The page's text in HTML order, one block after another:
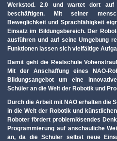
Werkstod. 2.0 und wartet dort
beschäftigen. Mit seiner
Beweglichkeit und Sprachfähigkeit
Einsatz im Bildungsbereich. Der
ausführen und auf seine Umgebung
Funktionen lassen sich vielfältige
Damit geht die Realschule
Mit der Anschaffung eines NAO-
Bildungsangebot um eine
Schüler an die Welt der Robotik und
Durch die Arbeit mit NAO erhalten die
in die Welt der Robotik und
Roboter fördert problemlösendes
Programmierung auf anschauliche
an, da die Schüler selbst neue